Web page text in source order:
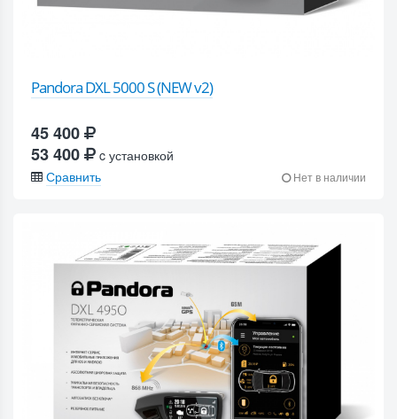
Pandora DXL 5000 S (NEW v2)
45 400
53 400
c установкой
Сравнить
Нет в наличии